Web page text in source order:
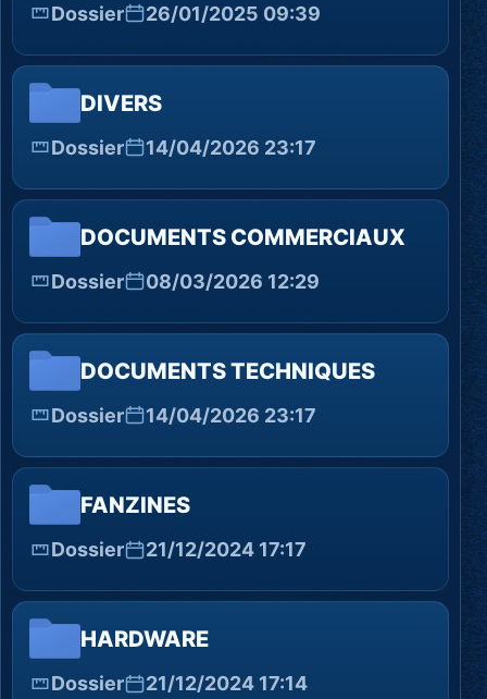
Dossier 26/01/2025 09:39
DIVERS
Dossier 14/04/2026 23:17
DOCUMENTS COMMERCIAUX
Dossier 08/03/2026 12:29
DOCUMENTS TECHNIQUES
Dossier 14/04/2026 23:17
FANZINES
Dossier 21/12/2024 17:17
HARDWARE
Dossier 21/12/2024 17:14